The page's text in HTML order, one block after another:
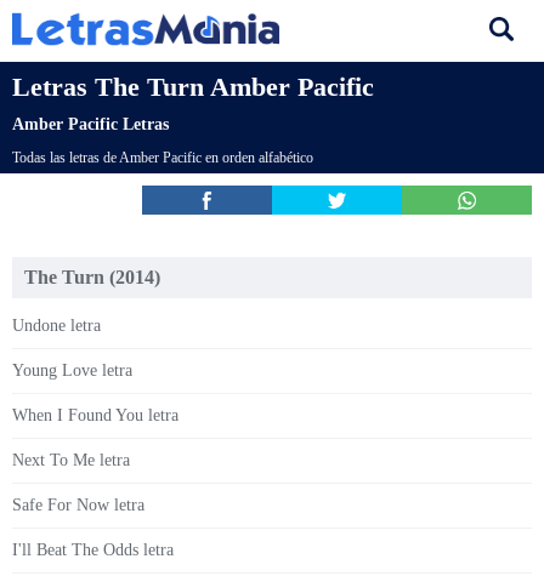
Letras The Turn Amber Pacific
Amber Pacific Letras
Todas las letras de Amber Pacific en orden alfabético
The Turn (2014)
Undone letra
Young Love letra
When I Found You letra
Next To Me letra
Safe For Now letra
I'll Beat The Odds letra